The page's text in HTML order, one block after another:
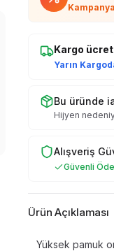
Kargo
Yarın
Bu üründe
Hijyen
Alışveriş
Güvenli
Ürün Açıklaması
Yüksek pamuk